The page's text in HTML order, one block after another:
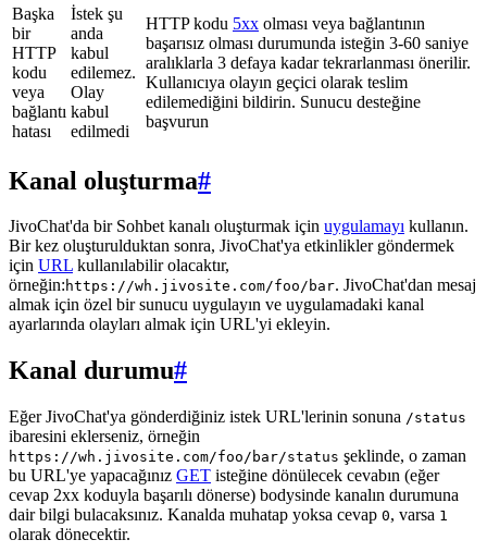
Başka
bir
HTTP
kodu
veya
bağlantı
hatası
İstek şu
anda
kabul
edilemez.
Olay
kabul
edilmedi
HTTP kodu 5xx olması veya bağlantının
başarısız olması durumunda isteğin 3-60 saniye
aralıklarla 3 defaya kadar tekrarlanması önerilir.
Kullanıcıya olayın geçici olarak teslim
edilemediğini bildirin. Sunucu desteğine
başvurun
Kanal oluşturma#
JivoChat'da bir Sohbet kanalı oluşturmak için uygulamayı kullanın.
Bir kez oluşturulduktan sonra, JivoChat'ya etkinlikler göndermek
için URL kullanılabilir olacaktır,
örneğin: https://wh.jivosite.com/foo/bar. JivoChat'dan mesaj
almak için özel bir sunucu uygulayın ve uygulamadaki kanal
ayarlarında olayları almak için URL'yi ekleyin.
Kanal durumu#
Eğer JivoChat'ya gönderdiğiniz istek URL'lerinin sonuna /status
ibaresini eklerseniz, örneğin
https://wh.jivosite.com/foo/bar/status şeklinde, o zaman
bu URL'ye yapacağınız GET isteğine dönülecek cevabın (eğer
cevap 2xx koduyla başarılı dönerse) bodysinde kanalın durumuna
dair bilgi bulacaksınız. Kanalda muhatap yoksa cevap 0, varsa 1
olarak dönecektir.